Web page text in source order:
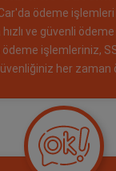
ödeme
hızlı ve güvenli
ödeme işlemleriniz,
her zaman